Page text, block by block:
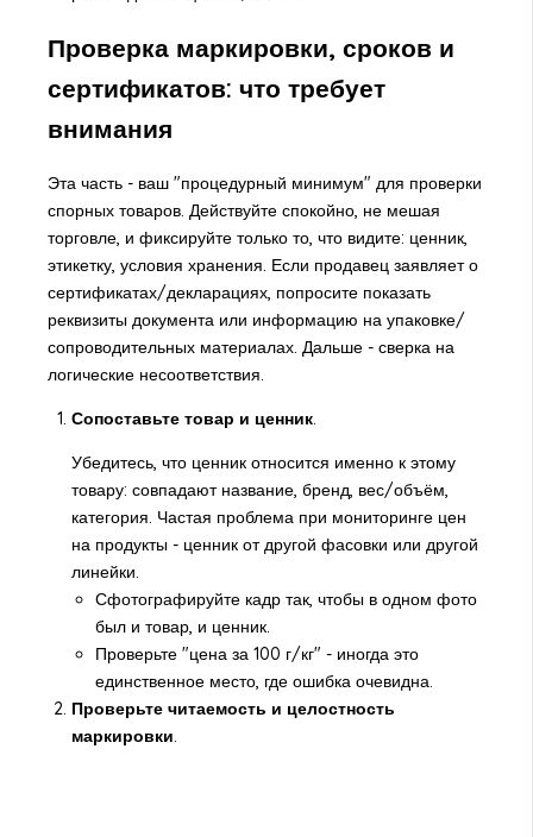
Проверка маркировки, сроков и
сертификатов: что требует
внимания
Эта часть - ваш "процедурный минимум" для проверки
спорных товаров. Действуйте спокойно, не мешая
торговле, и фиксируйте только то, что видите: ценник,
этикетку, условия хранения. Если продавец заявляет о
сертификатах/декларациях, попросите показать
реквизиты документа или информацию на упаковке/
сопроводительных материалах. Дальше - сверка на
логические несоответствия.
Сопоставьте товар и ценник.
Убедитесь, что ценник относится именно к этому
товару: совпадают название, бренд, вес/объём,
категория. Частая проблема при мониторинге цен
на продукты - ценник от другой фасовки или другой
линейки.
Сфотографируйте кадр так, чтобы в одном фото
был и товар, и ценник.
Проверьте "цена за 100 г/кг" - иногда это
единственное место, где ошибка очевидна.
Проверьте читаемость и целостность
маркировки